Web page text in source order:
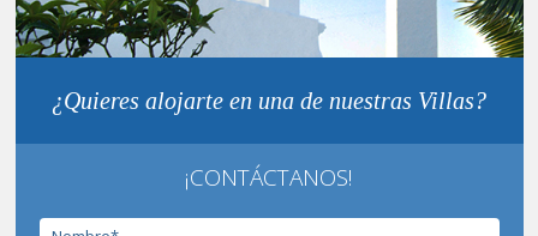
¿Quieres alojarte en una de nuestras Villas?
¡CONTÁCTANOS!